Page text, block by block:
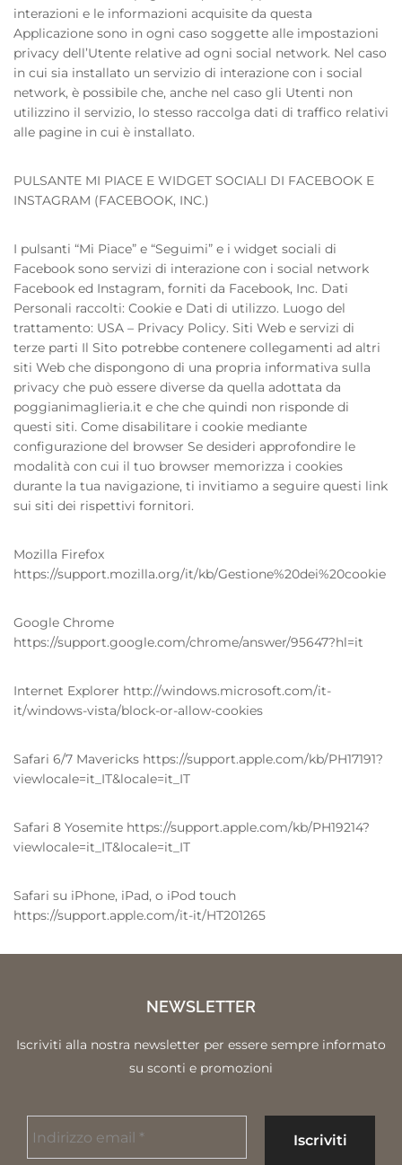
interazioni e le informazioni acquisite da questa
Applicazione sono in ogni caso soggette alle impostazioni
privacy dell’Utente relative ad ogni social network. Nel caso
in cui sia installato un servizio di interazione con i social
network, è possibile che, anche nel caso gli Utenti non
utilizzino il servizio, lo stesso raccolga dati di traffico relativi
alle pagine in cui è installato.
PULSANTE MI PIACE E WIDGET SOCIALI DI FACEBOOK E
INSTAGRAM (FACEBOOK, INC.)
I pulsanti “Mi Piace” e “Seguimi” e i widget sociali di
Facebook sono servizi di interazione con i social network
Facebook ed Instagram, forniti da Facebook, Inc. Dati
Personali raccolti: Cookie e Dati di utilizzo. Luogo del
trattamento: USA – Privacy Policy. Siti Web e servizi di
terze parti Il Sito potrebbe contenere collegamenti ad altri
siti Web che dispongono di una propria informativa sulla
privacy che può essere diverse da quella adottata da
poggianimaglieria.it e che che quindi non risponde di
questi siti. Come disabilitare i cookie mediante
configurazione del browser Se desideri approfondire le
modalità con cui il tuo browser memorizza i cookies
durante la tua navigazione, ti invitiamo a seguire questi link
sui siti dei rispettivi fornitori.
Mozilla Firefox
https://support.mozilla.org/it/kb/Gestione%20dei%20cookie
Google Chrome
https://support.google.com/chrome/answer/95647?hl=it
Internet Explorer http://windows.microsoft.com/it-
it/windows-vista/block-or-allow-cookies
Safari 6/7 Mavericks https://support.apple.com/kb/PH17191?
viewlocale=it_IT&locale=it_IT
Safari 8 Yosemite https://support.apple.com/kb/PH19214?
viewlocale=it_IT&locale=it_IT
Safari su iPhone, iPad, o iPod touch
https://support.apple.com/it-it/HT201265
NEWSLETTER
Iscriviti alla nostra newsletter per essere sempre informato
su sconti e promozioni